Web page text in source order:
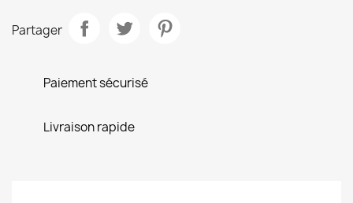
Partager
Paiement sécurisé
Livraison rapide